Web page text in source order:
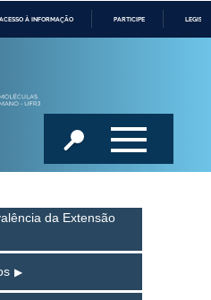
ACESSO À INFORMAÇÃO PARTICIPE
da Extensão